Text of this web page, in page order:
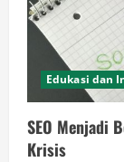
Edukasi dan
SEO Menjadi
Krisis